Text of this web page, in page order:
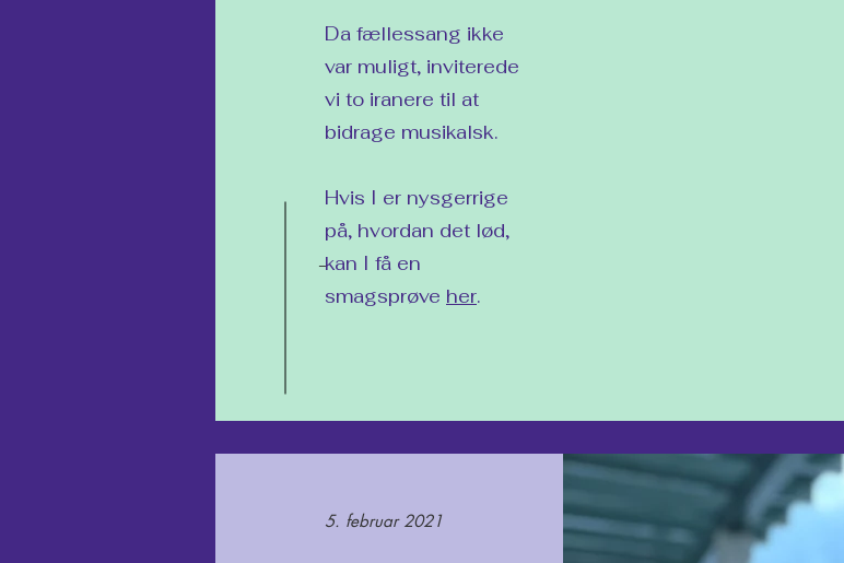
Da fællessang ikke
var muligt, inviterede
vi to iranere til at
bidrage musikalsk.
Hvis I er nysgerrige
på, hvordan det lød,
kan I få en
smagsprøve her.
-
5. februar 2021